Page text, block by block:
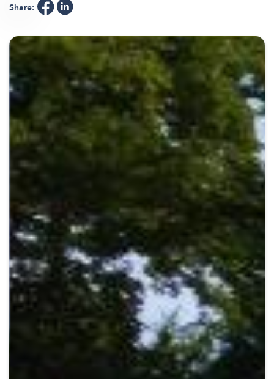
Brokeri
BROKERI
FINTECH
Artificial Intelligence
Digital Trends
Digital payments
TERMENUL ZILEI
GREEN FINANCE
ESG Investments
Renewable Energy
Sustainability
Share: